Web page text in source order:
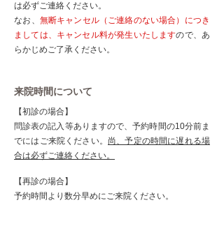
は必ずご連絡ください。
​なお、 無断キャンセル（ご連絡のない場合）につき
ましては、キャンセル料が発生いたしますので、あ
らかじめご了承ください。
来院時間について
【初診の場合】
問診表の記入等ありますので、予約時間の10分前ま
でにはご来院ください。 尚、予定の時間に遅れる場
合は必ずご連絡ください。
​【再診の場合】
予約時間より数分早めにご来院ください。